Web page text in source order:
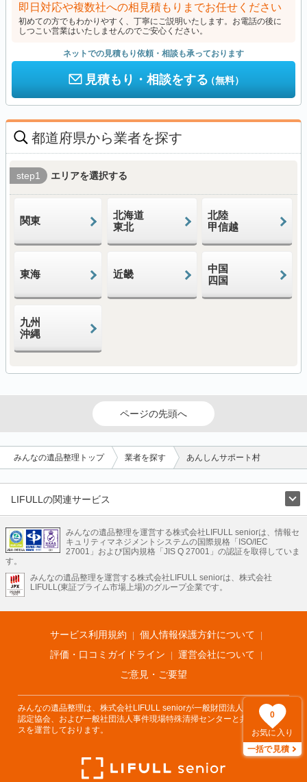
0
お気に入り
一括で見積
即日対応や複数社への相見積もりまでお任せください
初めての方でもわかりやすく、丁寧にご説明いたします。お電話の後に
しつこい営業はいたしませんのでご安心ください。
ネットでの見積もり依頼・相談も承っております
見積もり・相談をする（無料）
都道府県から業者を探す
step1 エリアを選択する
関東
北海道
東北
北陸
甲信越
東海 近畿
中国
四国
九州
沖縄
ページの先頭へ
みんなの遺品整理トップ 業者を探す あんしんサポート村
LIFULLの関連サービス
不動産・住宅 引越し 老人ホーム 地方創生
ママの就労支援
不動産クラウドファンディング 遺品整理 老後の暮らし情報
LIFULL HOME'Sのサービス
不動産・住宅
不動産査定 マンション専門売却査定 不動産投資 アドバイザー
不動産アーカイブ
空き家バンク 家賃相場 不動産会社
まちむすび
不動産用語集 住まいのお役立ち情報
LIFULL HOME'S PRESS
アプリ 不動産データ 不動産転職
みんなの遺品整理を運営する株式会社LIFULL seniorは、情報セ
キュリティマネジメントシステムの国際規格「ISO/IEC
27001」および国内規格「JIS Q 27001」の認証を取得していま
す。
みんなの遺品整理を運営する株式会社LIFULL seniorは、株式会社
LIFULL(東証プライム市場上場)のグループ企業です。
サービス利用規約
個人情報保護方針について
評価・口コミガイドライン
運営会社について
ご意見・ご要望
みんなの遺品整理は、株式会社LIFULL seniorが一般財団法人遺品整理士
認定協会、および一般社団法人事件現場特殊清掃センターと共同でサービ
スを運営しております。